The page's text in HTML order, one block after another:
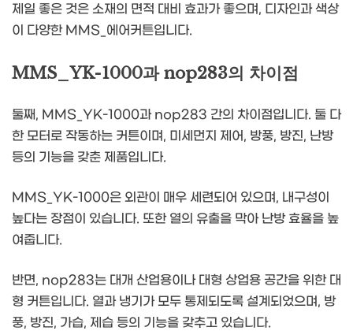
제일 좋은 것은 소재의 면적 대비 효과가 좋으며, 디자인과 색상
이 다양한 MMS_에어커튼입니다.
MMS_YK-1000과 nop283의 차이점
둘째, MMS_YK-1000과 nop283 간의 차이점입니다. 둘 다
한 모터로 작동하는 커튼이며, 미세먼지 제어, 방풍, 방진, 난방
등의 기능을 갖춘 제품입니다.
MMS_YK-1000은 외관이 매우 세련되어 있으며, 내구성이
높다는 장점이 있습니다. 또한 열의 유출을 막아 난방 효율을 높
여줍니다.
반면, nop283는 대개 산업용이나 대형 상업용 공간을 위한 대
형 커튼입니다. 열과 냉기가 모두 통제되도록 설계되었으며, 방
풍, 방진, 가습, 제습 등의 기능을 갖추고 있습니다.